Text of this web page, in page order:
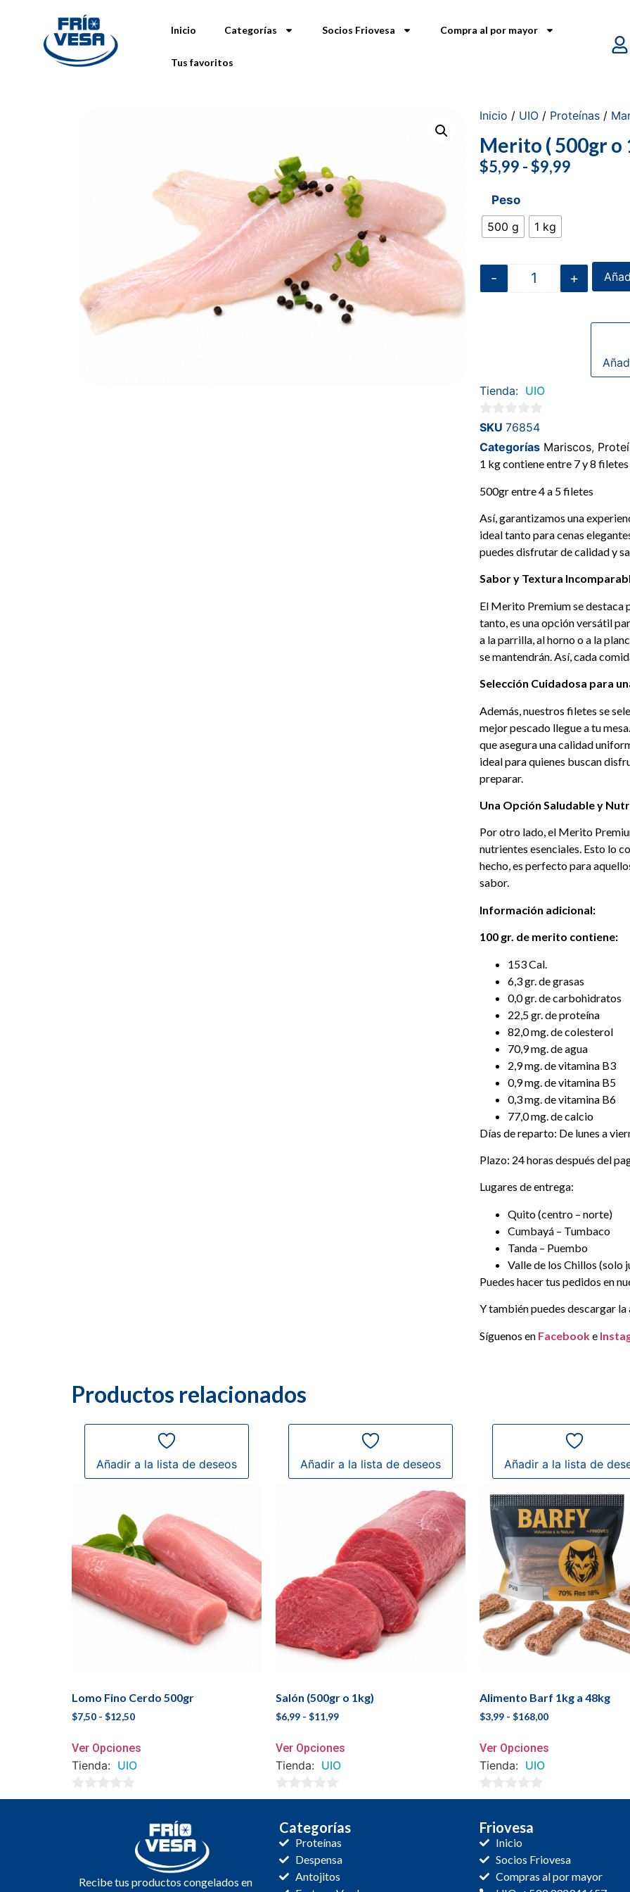
Inicio Categorías Socios Friovesa Compra al por mayor
Tus favoritos
Inicio / UIO / Proteínas /
Merito ( 500gr o
$5,99 -$9,99
Peso
500 g
1 kg
- +
Tienda: UIO
0
de
5
SKU 76854
Categorías Mariscos,
1 kg contiene entre 7 y 8 filetes
500gr entre 4 a 5 filetes
Así, garantizamos una
ideal tanto para cenas
puedes disfrutar de calidad y
Sabor y Textura
El Merito Premium se destaca
tanto, es una opción versátil
a la parrilla, al horno o a la
se mantendrán. Así, cada
Selección Cuidadosa para
Además, nuestros filetes se
mejor pescado llegue a tu
que asegura una calidad
ideal para quienes buscan
preparar.
Una Opción Saludable y
Por otro lado, el Merito
nutrientes esenciales. Esto lo
hecho, es perfecto para
sabor.
Información adicional:
100 gr. de merito contiene:
153 Cal.
6,3 gr. de grasas
0,0 gr. de carbohidratos
22,5 gr. de proteína
82,0 mg. de colesterol
70,9 mg. de agua
2,9 mg. de vitamina B3
0,9 mg. de vitamina B5
0,3 mg. de vitamina B6
77,0 mg. de calcio
Días de reparto: De lunes a
Plazo: 24 horas después del
Lugares de entrega:
Quito (centro – norte)
Cumbayá – Tumbaco
Tanda – Puembo
Valle de los Chillos (solo
Puedes hacer tus pedidos en
Y también puedes descargar la
Síguenos en Facebooke
Productos relacionados
Añadir a la lista de deseos
Lomo Fino Cerdo 500gr
$7,50 - $12,50
Ver Opciones
Tienda: UIO
0
Añadir a la lista de deseos
Salón (500gr o 1kg)
$6,99 - $11,99
Ver Opciones
Tienda: UIO
0
5
Añadir a la lista de
Alimento Barf 1kg a 48kg
$3,99 - $168,00
Ver Opciones
Tienda: UIO
0
5
Recibe tus productos congelados en
Categorías
Proteínas
Despensa
Antojitos
Friovesa
Inicio
Socios Friovesa
Compras al por mayor